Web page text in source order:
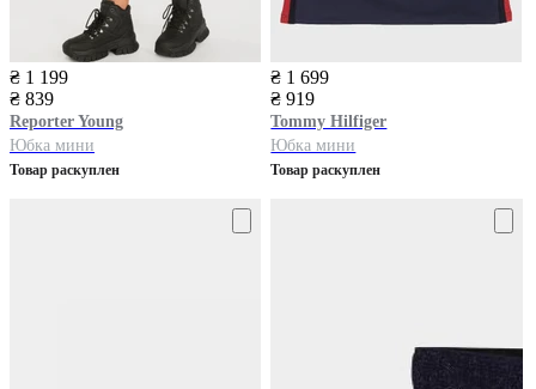
₴ 1 199
₴ 839
Reporter Young
Юбка мини
Товар раскуплен
₴ 1 699
₴ 919
Tommy Hilfiger
Юбка мини
Товар раскуплен